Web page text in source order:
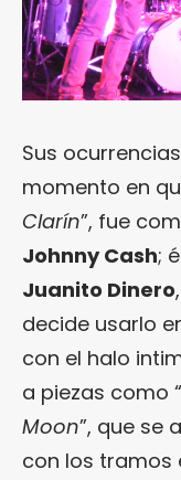
Sus
momento en
Clarín”, fue
Johnny Cash;
Juanito Dinero
decide usarlo
con el halo
a piezas como “
Moon”, que se
con los tramos